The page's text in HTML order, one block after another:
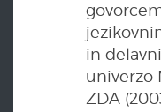
in
univerzo
ZDA